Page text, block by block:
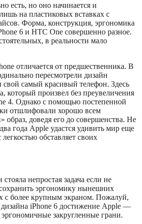
есть, но оно начинается и
на пластиковых вставках с
Форма, конструкция, эргономика
6 и HTC One совершенно разное.
в реальности мало
отличается от предшественника. В
пересмотрели дизайн
свой самый красивый телефон. Здесь
который произвел без преувеличения
4. Однако с помощью постепенной
отшлифовали хорошо всем
образ, доведя его до совершенства. Не
года Apple удастся удивить мир еще
обставляет своих
непростая задача если не
эргономику нынешних
с более крупным экраном. Пожалуй,
iPhone 6 достижение Apple —
закругленные грани.